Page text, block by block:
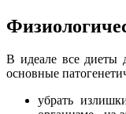
В идеале все диеты
основные
убрать